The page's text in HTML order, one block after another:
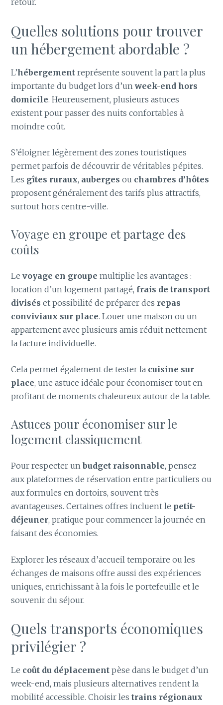
Quelles solutions pour trouver
un hébergement abordable ?
L’hébergement représente souvent la part la plus
importante du budget lors d’unweek-end hors
domicile. Heureusement, plusieurs astuces
existent pour passer des nuits confortables à
moindre coût.
S’éloigner légèrement des zones touristiques
permet parfois de découvrir de véritables pépites.
Les gîtes ruraux, auberges ou chambres d’hôtes
proposent généralement des tarifs plus attractifs,
surtout hors centre-ville.
Voyage en groupe et partage des
coûts
Levoyage en groupe multiplie les avantages :
location d’un logement partagé, frais de transport
divisés et possibilité de préparer des repas
conviviaux sur place. Louer une maison ou un
appartement avec plusieurs amis réduit nettement
la facture individuelle.
Cela permet également de tester la cuisine sur
place, une astuce idéale pour économiser tout en
profitant de moments chaleureux autour de la table.
Astuces pour économiser sur le
logement classiquement
Pour respecter unbudget raisonnable, pensez
aux plateformes de réservation entre particuliers ou
aux formules en dortoirs, souvent très
avantageuses. Certaines offres incluent le petit-
déjeuner, pratique pour commencer la journée en
faisant des économies.
Explorer les réseaux d’accueil temporaire ou les
échanges de maisons offre aussi des expériences
uniques, enrichissant à la fois le portefeuille et le
souvenir du séjour.
Quels transports économiques
privilégier ?
Le coût du déplacement pèse dans le budget d’un
week-end, mais plusieurs alternatives rendent la
mobilité accessible. Choisir lestrains régionaux